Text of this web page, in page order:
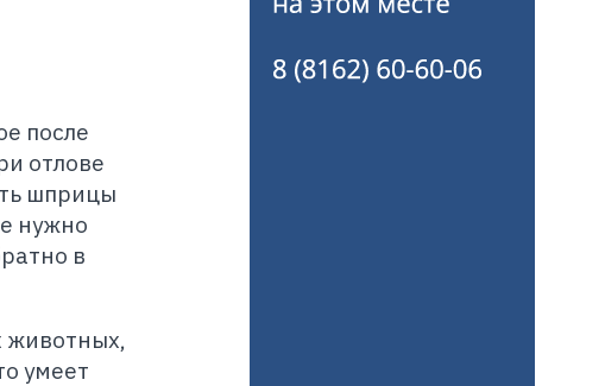
после
отлове
шприцы
нужно
в
животных,
умеет